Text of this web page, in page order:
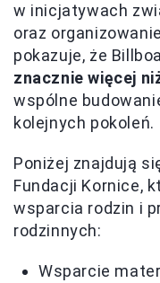
w inicjatywach
oraz
pokazuje, że
znacznie więcej
wspólne
kolejnych pokoleń.
Poniżej znajdują
Fundacji Kornice,
wsparcia rodzin i
rodzinnych:
Wsparcie